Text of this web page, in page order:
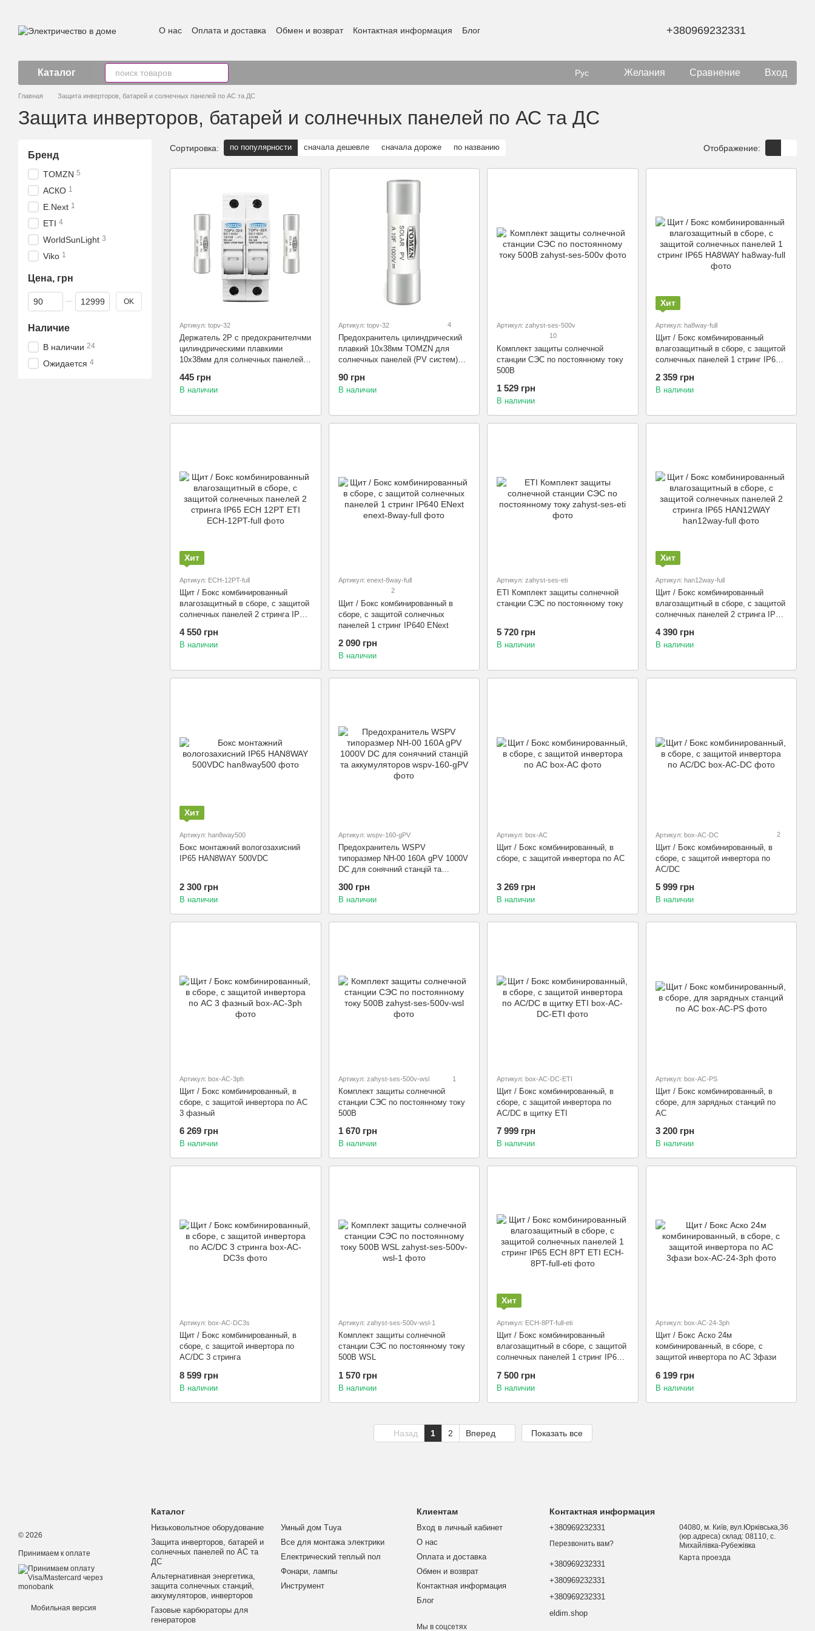
О нас Оплата и доставка Обмен и возврат Контактная информация Блог +380969232331
Каталог Рус Желания Сравнение Вход
Главная Защита инверторов, батарей и солнечных панелей по АС та ДС
Защита инверторов, батарей и солнечных панелей по АС та ДС
Сортировка: по популярности сначала дешевле сначала дороже по названию Отображение:
Артикул: topv-32
Держатель 2Р с предохранителчми
цилиндрическими плавкими
10x38мм для солнечных панелей
445 грн
В наличии
Артикул: topv-32 4
Предохранитель цилиндрический
плавкий 10x38мм TOMZN для
солнечных панелей (PV систем)
90 грн
В наличии
Артикул: zahyst-ses-500v
10
Комплект защиты солнечной
станции СЭС по постоянному току
500В
1 529 грн
В наличии
Хит
Артикул: ha8way-full
Щит / Бокс комбинированный
влагозащитный в сборе, с защитой
солнечных панелей 1 стринг IP65
2 359 грн
В наличии
Хит
Артикул: ECH-12PT-full
Щит / Бокс комбинированный
влагозащитный в сборе, с защитой
солнечных панелей 2 стринга IP65
4 550 грн
В наличии
Артикул: enext-8way-full
2
Щит / Бокс комбинированный в
сборе, с защитой солнечных
панелей 1 стринг IP640 ENext
2 090 грн
В наличии
Артикул: zahyst-ses-eti
ETI Комплект защиты солнечной
станции СЭС по постоянному току
5 720 грн
В наличии
Хит
Артикул: han12way-full
Щит / Бокс комбинированный
влагозащитный в сборе, с защитой
солнечных панелей 2 стринга IP65
4 390 грн
В наличии
Хит
Артикул: han8way500
Бокс монтажний вологозахисний
IP65 HAN8WAY 500VDC
2 300 грн
В наличии
Артикул: wspv-160-gPV
Предохранитель WSPV
типоразмер NH-00 160A gPV 1000V
DC для сонячний станцій та
300 грн
В наличии
Артикул: box-AC
Щит / Бокс комбинированный, в
сборе, с защитой инвертора по АС
3 269 грн
В наличии
Артикул: box-AC-DC 2
Щит / Бокс комбинированный, в
сборе, с защитой инвертора по
АС/DC
5 999 грн
В наличии
Артикул: box-AC-3ph
Щит / Бокс комбинированный, в
сборе, с защитой инвертора по АС
3 фазный
6 269 грн
В наличии
Артикул: zahyst-ses-500v-wsl 1
Комплект защиты солнечной
станции СЭС по постоянному току
500В
1 670 грн
В наличии
Артикул: box-AC-DC-ETI
Щит / Бокс комбинированный, в
сборе, с защитой инвертора по
АС/DC в щитку ETI
7 999 грн
В наличии
Артикул: box-AC-PS
Щит / Бокс комбинированный, в
сборе, для зарядных станций по
АС
3 200 грн
В наличии
Артикул: box-AC-DC3s
Щит / Бокс комбинированный, в
сборе, с защитой инвертора по
АС/DC 3 стринга
8 599 грн
В наличии
Артикул: zahyst-ses-500v-wsl-1
Комплект защиты солнечной
станции СЭС по постоянному току
500В WSL
1 570 грн
В наличии
Хит
Артикул: ECH-8PT-full-eti
Щит / Бокс комбинированный
влагозащитный в сборе, с защитой
солнечных панелей 1 стринг IP65
7 500 грн
В наличии
Артикул: box-AC-24-3ph
Щит / Бокс Аско 24м
комбинированный, в сборе, с
защитой инвертора по АС 3фази
6 199 грн
В наличии
Назад 1 2 Вперед Показать все
Бренд
TOMZN 5
АСКО 1
E.Next 1
ETI 4
WorldSunLight 3
Viko 1
Цена, грн
От Цена, грн
До Цена, грн OK
Наличие
В наличии 24
Ожидается 4
© 2026
Принимаем к оплате
Мобильная версия
Каталог
Низьковольтное оборудование
Защита инверторов, батарей и
солнечных панелей по АС та
ДС
Альтернативная энергетика,
защита солнечных станций,
аккумуляторов, инверторов
Газовые карбюраторы для
генераторов
Умный дом Tuya
Все для монтажа электрики
Електрический теплый пол
Фонари, лампы
Инструмент
Клиентам
Вход в личный кабинет
О нас
Оплата и доставка
Обмен и возврат
Контактная информация
Блог
Мы в соцсетях
Контактная информация
+380969232331
Перезвонить вам?
+380969232331
+380969232331
+380969232331
eldim.shop
04080, м. Київ, вул.Юрківська,36
(юр.адреса) склад: 08110, с.
Михайлівка-Рубежівка
Карта проезда